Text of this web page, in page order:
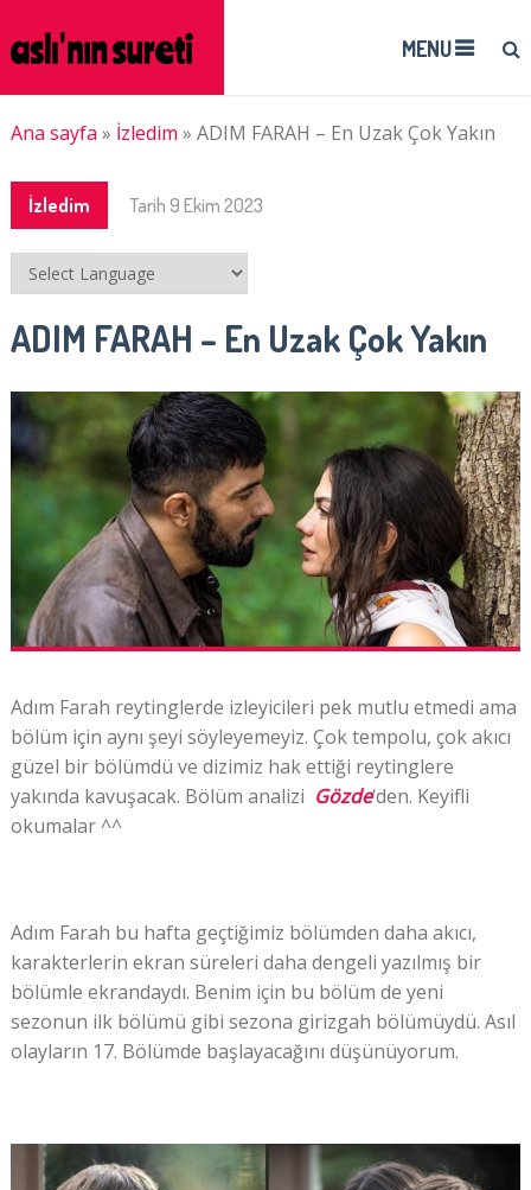
MENU
Ana sayfa » İzledim » ADIM FARAH – En Uzak Çok Yakın
İzledim Tarih 9 Ekim 2023
ADIM FARAH – En Uzak Çok Yakın
Adım Farah reytinglerde izleyicileri pek mutlu etmedi ama
bölüm için aynı şeyi söyleyemeyiz. Çok tempolu, çok akıcı
güzel bir bölümdü ve dizimiz hak ettiği reytinglere
yakında kavuşacak. Bölüm analizi Gözde‘den. Keyifli
okumalar ^^
Adım Farah bu hafta geçtiğimiz bölümden daha akıcı,
karakterlerin ekran süreleri daha dengeli yazılmış bir
bölümle ekrandaydı. Benim için bu bölüm de yeni
sezonun ilk bölümü gibi sezona girizgah bölümüydü. Asıl
olayların 17. Bölümde başlayacağını düşünüyorum.